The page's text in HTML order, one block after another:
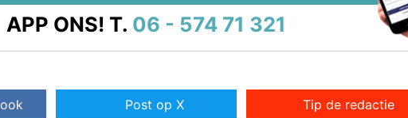
APP ONS! T. 06 - 574 71 321
Post op X Tip de redactie